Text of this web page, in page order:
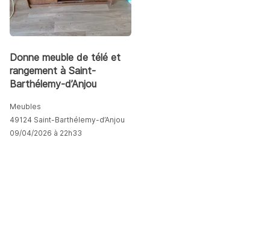
Donne meuble de télé et
rangement à Saint-
Barthélemy-d’Anjou
Meubles
49124 Saint-Barthélemy-d’Anjou
09/04/2026 à 22h33